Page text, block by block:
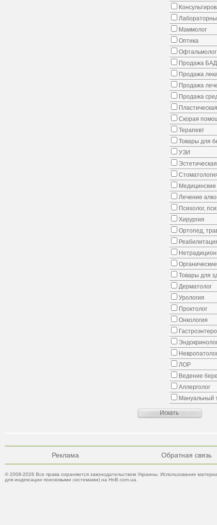
Маммолог
Оптика
Офтальмолог
Продажа
Продажа
Продажа
Продажа
Скорая
Терапевт
Товары для
УЗИ
Медицинские
Лечение
Психолог,
Хирургия
Ортопед,
Товары для
Дерматолог
Урология
Проктолог
Онкология
ЛОР
Ведение
Аллерголог
Мануальный
Реклама Обратная связь
© 2008-2026 Все права охраняются законодательством Украины. Использование
для индексации поисковыми системами) на HnB.com.ua.